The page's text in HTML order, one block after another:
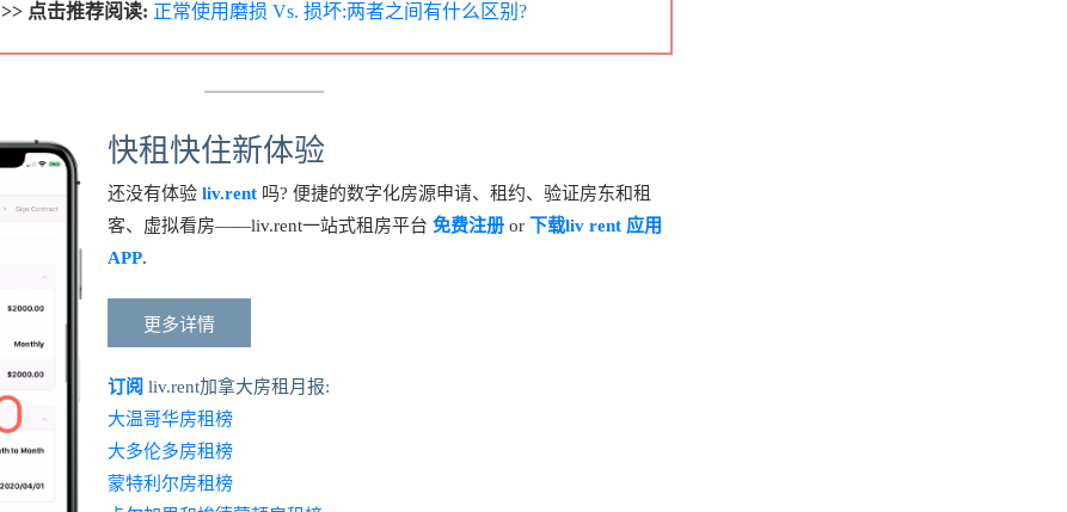
>> 点击推荐阅读: 正常使用磨损 Vs. 损坏:两者之间有什么区别?
快租快住新体验
还没有体验 liv.rent吗? 便捷的数字化房源申请、租约、验证房东和租
客、虚拟看房——liv.rent一站式租房平台 免费注册or 下载liv rent 应用
APP.
更多详情
订阅 liv.rent加拿大房租月报:
大温哥华房租榜
大多伦多房租榜
蒙特利尔房租榜